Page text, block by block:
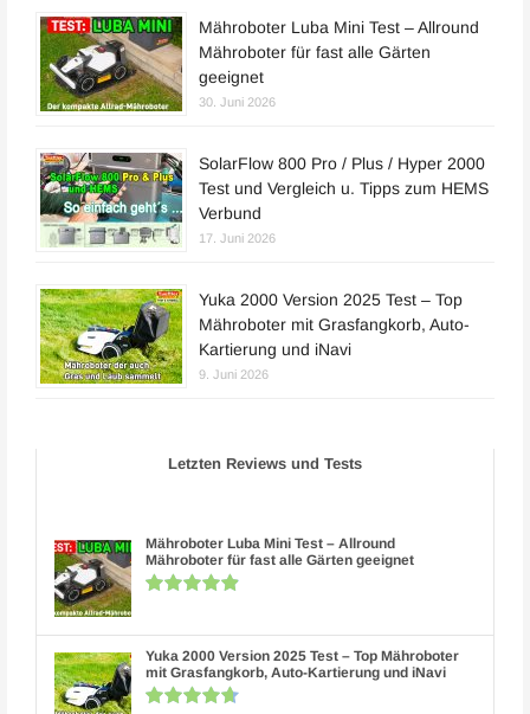
Mähroboter Luba Mini Test – Allround
Mähroboter für fast alle Gärten
geeignet
30. Juni 2026
SolarFlow 800 Pro / Plus / Hyper 2000
Test und Vergleich u. Tipps zum HEMS
Verbund
17. Juni 2026
Yuka 2000 Version 2025 Test – Top
Mähroboter mit Grasfangkorb, Auto-
Kartierung und iNavi
9. Juni 2026
Letzten Reviews und Tests
Mähroboter Luba Mini Test – Allround
Mähroboter für fast alle Gärten geeignet
Yuka 2000 Version 2025 Test – Top Mähroboter
mit Grasfangkorb, Auto-Kartierung und iNavi